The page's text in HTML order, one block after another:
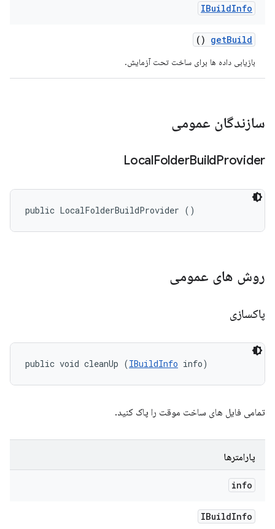
IBuildInfo
getBuild
()
بازیابی داده ها برای ساخت تحت آزمایش.
سازندگان عمومی
LocalFolderBuildProvider
public LocalFolderBuildProvider ()
روش های عمومی
پاکسازی
public void cleanUp (IBuildInfo info)
تمامی فایل های ساخت موقت را پاک کنید.
پارامترها
info
IBuildInfo